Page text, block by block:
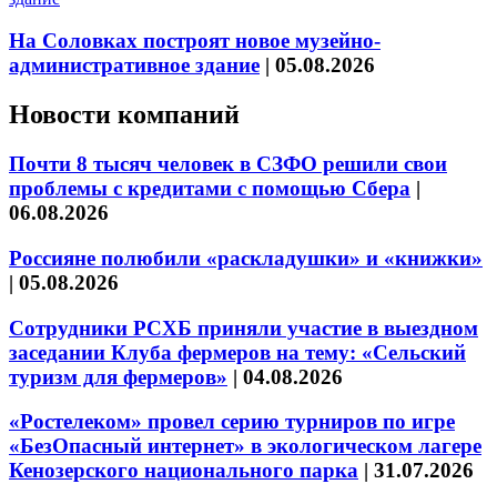
На Соловках построят новое музейно-
административное здание | 05.08.2026
Новости компаний
Почти 8 тысяч человек в СЗФО решили свои
проблемы с кредитами с помощью Сбера |
06.08.2026
Россияне полюбили «раскладушки» и «книжки»
| 05.08.2026
Сотрудники РСХБ приняли участие в выездном
заседании Клуба фермеров на тему: «Сельский
туризм для фермеров» | 04.08.2026
«Ростелеком» провел серию турниров по игре
«БезОпасный интернет» в экологическом лагере
Кенозерского национального парка | 31.07.2026